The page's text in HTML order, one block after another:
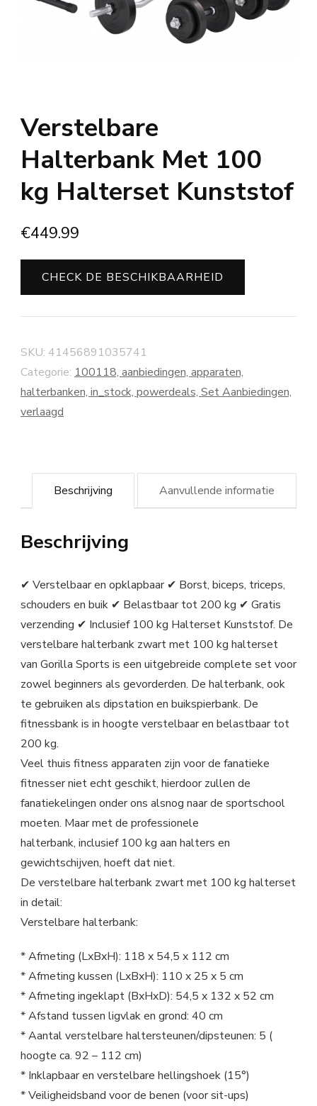
Verstelbare
Halterbank Met 100
kg Halterset Kunststof
€449.99
CHECK DE BESCHIKBAARHEID
SKU: 41456891035741
Categorie: 100118, aanbiedingen, apparaten,
halterbanken, in_stock, powerdeals, Set Aanbiedingen,
verlaagd
Beschrijving Aanvullende informatie
Beschrijving
✔ Verstelbaar en opklapbaar ✔ Borst, biceps, triceps,
schouders en buik ✔ Belastbaar tot 200 kg ✔ Gratis
verzending ✔ Inclusief 100 kg Halterset Kunststof. De
verstelbare halterbank zwart met 100 kg halterset
van Gorilla Sports is een uitgebreide complete set voor
zowel beginners als gevorderden. De halterbank, ook
te gebruiken als dipstation en buikspierbank. De
fitnessbank is in hoogte verstelbaar en belastbaar tot
200 kg.
Veel thuis fitness apparaten zijn voor de fanatieke
fitnesser niet echt geschikt, hierdoor zullen de
fanatiekelingen onder ons alsnog naar de sportschool
moeten. Maar met de professionele
halterbank, inclusief 100 kg aan halters en
gewichtschijven, hoeft dat niet.
De verstelbare halterbank zwart met 100 kg halterset
in detail:
Verstelbare halterbank:
* Afmeting (LxBxH): 118 x 54,5 x 112 cm
* Afmeting kussen (LxBxH): 110 x 25 x 5 cm
* Afmeting ingeklapt (BxHxD): 54,5 x 132 x 52 cm
* Afstand tussen ligvlak en grond: 40 cm
* Aantal verstelbare haltersteunen/dipsteunen: 5 (
hoogte ca. 92 – 112 cm)
* Inklapbaar en verstelbare hellingshoek (15°)
* Veiligheidsband voor de benen (voor sit-ups)